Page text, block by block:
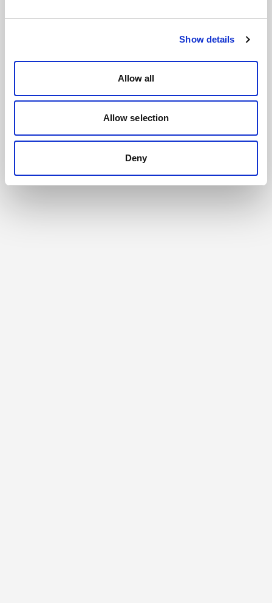
Show details
Allow all
Allow selection
Deny